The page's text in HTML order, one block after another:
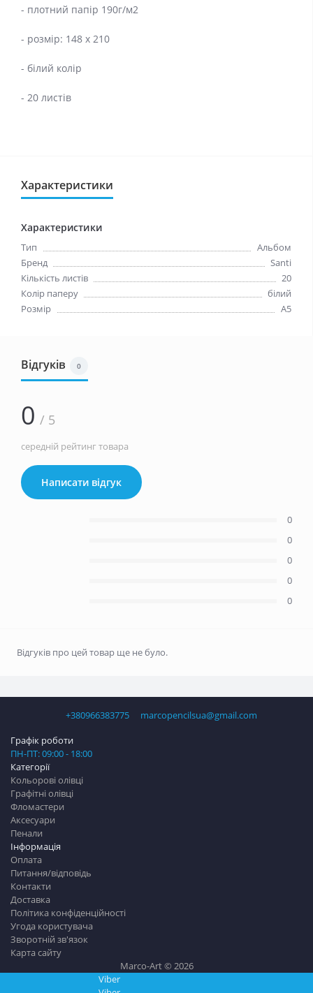
- плотний папір 190г/м2
- розмір: 148 х 210
- білий колір
- 20 листів
Характеристики
Характеристики
Тип
Альбом
Бренд
Santi
Кількість листів
20
Колір паперу
білий
Розмір
А5
Відгуків 0
0 / 5
середній рейтинг товара
Написати відгук
0
0
0
0
0
Відгуків про цей товар ще не було.
+380966383775 marcopencilsua@gmail.com
Категорії
Кольорові олівці
Графітні олівці
Фломастери
Аксесуари
Пенали
Інформація
Оплата
Питання/відповідь
Контакти
Доставка
Політика конфіденційності
Угода користувача
Зворотній зв'язок
Карта сайту
Графік роботи
ПН-ПТ: 09:00 - 18:00
Marco-Art © 2026
Viber